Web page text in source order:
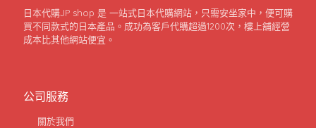
日本代購JP shop 是 一站式日本代購網站，只需安坐家中，便可購
買不同款式的日本產品。成功為客戶代購超過1200次，樓上舖經營
成本比其他網站便宜。
公司服務
關於我們